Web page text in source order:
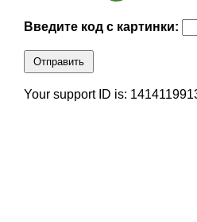
Введите код с картинки:
Отправить
Your support ID is: